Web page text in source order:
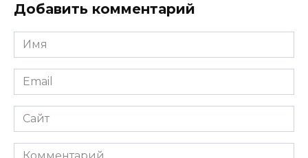
Добавить комментарий
Имя
*
Email
*
Сайт
Комментарий